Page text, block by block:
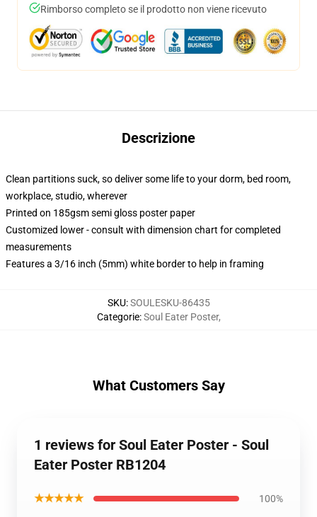
Rimborso completo se il prodotto non viene ricevuto
Descrizione
Clean partitions suck, so deliver some life to your dorm, bed room,
workplace, studio, wherever
Printed on 185gsm semi gloss poster paper
Customized lower - consult with dimension chart for completed
measurements
Features a 3/16 inch (5mm) white border to help in framing
SKU:SOULESKU-86435
Categorie:Soul Eater Poster,
What Customers Say
1 reviews for Soul Eater Poster - Soul
Eater Poster RB1204
★★★★★ 100%